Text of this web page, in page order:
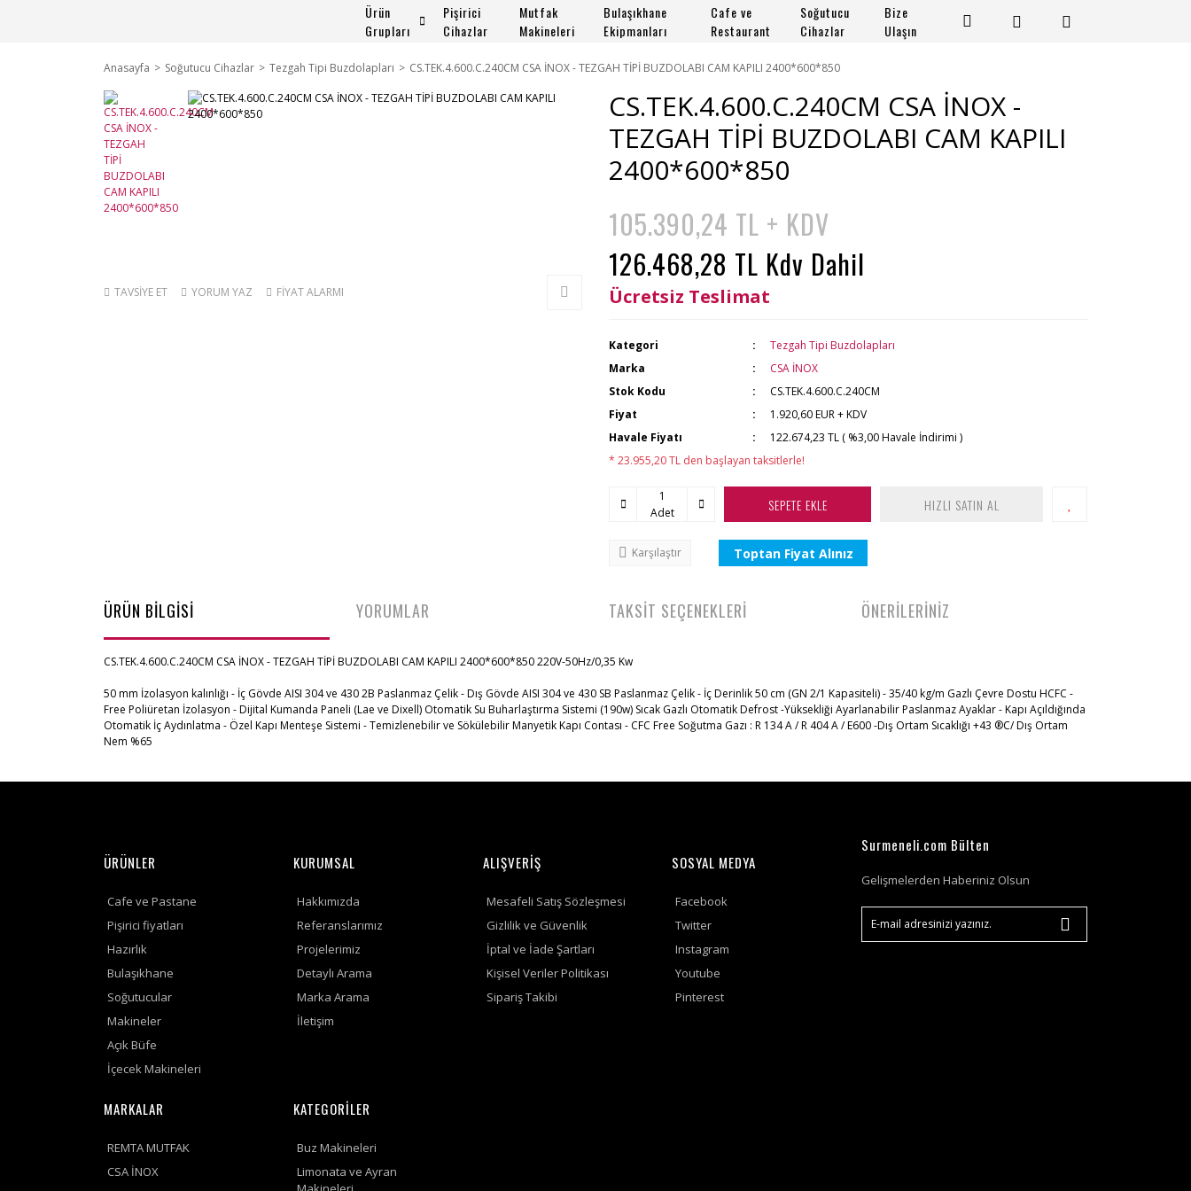
Ürün
Grupları
Pişirici
Cihazlar
Mutfak
Makineleri
Bulaşıkhane
Ekipmanları
Cafe ve
Restaurant
Soğutucu
Cihazlar
Bize
Ulaşın
Anasayfa Soğutucu Cihazlar Tezgah Tipi Buzdolapları CS.TEK.4.600.C.240CM CSA İNOX - TEZGAH TİPİ BUZDOLABI CAM KAPILI 2400*600*850
TAVSİYE ET YORUM YAZ FİYAT ALARMI
CS.TEK.4.600.C.240CM CSA İNOX -
TEZGAH TİPİ BUZDOLABI CAM KAPILI
2400*600*850
105.390,24 TL + KDV
126.468,28 TL Kdv Dahil
Ücretsiz Teslimat
Kategori
Tezgah Tipi Buzdolapları
Marka
CSA İNOX
Stok Kodu
CS.TEK.4.600.C.240CM
Fiyat
1.920,60 EUR + KDV
Havale Fiyatı
122.674,23 TL ( %3,00 Havale İndirimi )
* 23.955,20 TL den başlayan taksitlerle!
Adet SEPETE EKLE HIZLI SATIN AL
Karşılaştır Toptan Fiyat Alınız
ÜRÜN BİLGİSİ
CS.TEK.4.600.C.240CM CSA İNOX - TEZGAH TİPİ BUZDOLABI CAM KAPILI 2400*600*850 220V-50Hz/0,35 Kw
50 mm İzolasyon kalınlığı - İç Gövde AISI 304 ve 430 2B Paslanmaz Çelik - Dış Gövde AISI 304 ve 430 SB Paslanmaz Çelik - İç Derinlik 50 cm (GN 2/1 Kapasiteli) - 35/40 kg/m Gazlı Çevre Dostu HCFC -
Free Poliüretan İzolasyon - Dijital Kumanda Paneli (Lae ve Dixell) Otomatik Su Buharlaştırma Sistemi (190w) Sıcak Gazlı Otomatik Defrost -Yüksekliği Ayarlanabilir Paslanmaz Ayaklar - Kapı Açıldığında
Otomatik İç Aydınlatma - Özel Kapı Menteşe Sistemi - Temizlenebilir ve Sökülebilir Manyetik Kapı Contası - CFC Free Soğutma Gazı : R 134 A / R 404 A / E600 -Dış Ortam Sıcaklığı +43 ®C/ Dış Ortam
Nem %65
YORUMLAR TAKSİT SEÇENEKLERİ ÖNERİLERİNİZ
ÜRÜNLER
Cafe ve Pastane
Pişirici fiyatları
Hazırlık
Bulaşıkhane
Soğutucular
Makineler
Açık Büfe
İçecek Makineleri
KURUMSAL
Hakkımızda
Referanslarımız
Projelerimiz
Detaylı Arama
Marka Arama
İletişim
ALIŞVERİŞ
Mesafeli Satış Sözleşmesi
Gizlilik ve Güvenlik
İptal ve İade Şartları
Kişisel Veriler Politikası
Sipariş Takibi
SOSYAL MEDYA
Facebook
Twitter
Instagram
Youtube
Pinterest
MARKALAR
REMTA MUTFAK
CSA İNOX
KATEGORİLER
Buz Makineleri
Limonata ve Ayran
Surmeneli.com Bülten
Gelişmelerden Haberiniz Olsun